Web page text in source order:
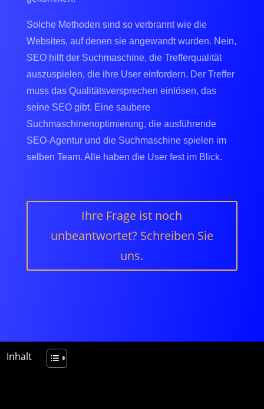
Solche Methoden sind so verbrannt wie die
Websites, auf denen sie angewandt wurden. Nein,
SEO hilft der Suchmaschine, die Trefferqualität
auszuspielen, die ihre User einfordern. Der Treffer
muss das Qualitätsversprechen einlösen, das
seine SEO gibt. Eine saubere
Suchmaschinenoptimierung, die ausführende
SEO-Agentur und die Suchmaschine spielen im
selben Team. Alle haben die User fest im Blick.
Ihre Frage ist noch
unbeantwortet? Schreiben Sie
uns.
Inhalt